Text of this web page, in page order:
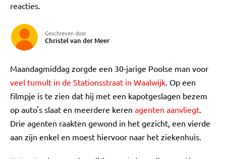
reacties.
Geschreven door
Christel van der Meer
Maandagmiddag zorgde een 30-jarige Poolse man voor
veel tumult in de Stationsstraat in Waalwijk. Op een
filmpje is te zien dat hij met een kapotgeslagen bezem
op auto's slaat en meerdere keren agenten aanvliegt.
Drie agenten raakten gewond in het gezicht, een vierde
aan zijn enkel en moest hiervoor naar het ziekenhuis.